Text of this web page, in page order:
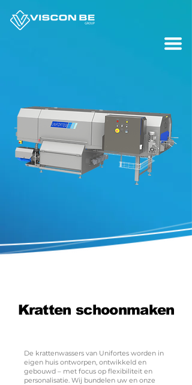
Kratten schoonmaken
De krattenwassers van Unifortes worden in
eigen huis ontworpen, ontwikkeld en
gebouwd – met focus op flexibiliteit en
personalisatie. Wij bundelen uw en onze